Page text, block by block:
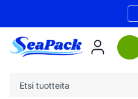
Tilaukseen sovelletaan